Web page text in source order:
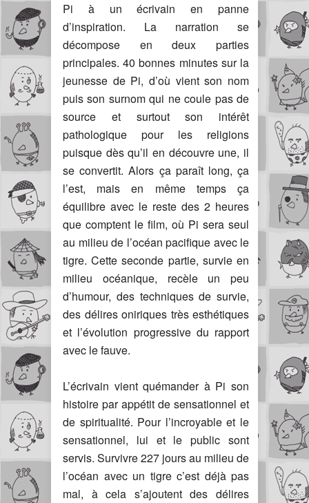
Pi à un écrivain en panne
d’inspiration. La narration se
décompose en deux parties
principales. 40 bonnes minutes sur la
jeunesse de Pi, d’où vient son nom
puis son surnom qui ne coule pas de
source et surtout son intérêt
pathologique pour les religions
puisque dès qu’il en découvre une, il
se convertit. Alors ça paraît long, ça
l’est, mais en même temps ça
équilibre avec le reste des 2 heures
que comptent le film, où Pi sera seul
au milieu de l’océan pacifique avec le
tigre. Cette seconde partie, survie en
milieu océanique, recèle un peu
d’humour, des techniques de survie,
des délires oniriques très esthétiques
et l’évolution progressive du rapport
avec le fauve.
L’écrivain vient quémander à Pi son
histoire par appétit de sensationnel et
de spiritualité. Pour l’incroyable et le
sensationnel, lui et le public sont
servis. Survivre 227 jours au milieu de
l’océan avec un tigre c’est déjà pas
mal, à cela s’ajoutent des délires